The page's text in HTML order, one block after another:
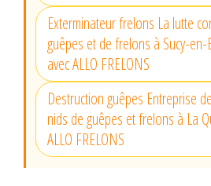
Exterminateur frelons La lutte
guêpes et de frelons à Sucy-
avec ALLO FRELONS
Destruction guêpes Entreprise
nids de guêpes et frelons à La
ALLO FRELONS